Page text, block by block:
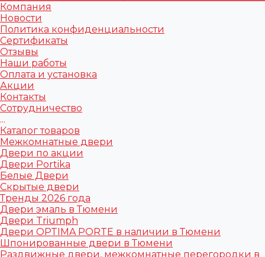
Компания
Новости
Политика конфиденциальности
Сертификаты
Отзывы
Наши работы
Оплата и установка
Акции
Контакты
Сотрудничество
...
Каталог товаров
Межкомнатные двери
Двери по акции
Двери Portika
Белые Двери
Скрытые двери
Тренды 2026 года
Двери эмаль в Тюмени
Двери Triumph
Двери OPTIMA PORTE в наличии в Тюмени
Шпонированные двери в Тюмени
Раздвижные двери, межкомнатные перегородки в